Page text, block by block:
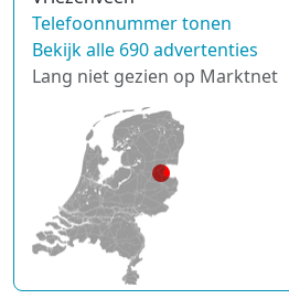
Telefoonnummer tonen
Bekijk alle 690 advertenties
Lang niet gezien op Marktnet